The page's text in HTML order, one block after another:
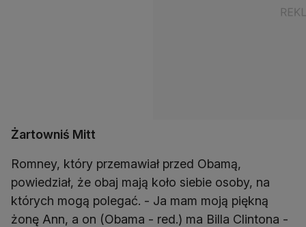
Żartowniś Mitt
Romney, który przemawiał przed Obamą,
powiedział, że obaj mają koło siebie osoby, na
których mogą polegać. - Ja mam moją piękną
żonę Ann, a on (Obama - red.) ma Billa Clintona -